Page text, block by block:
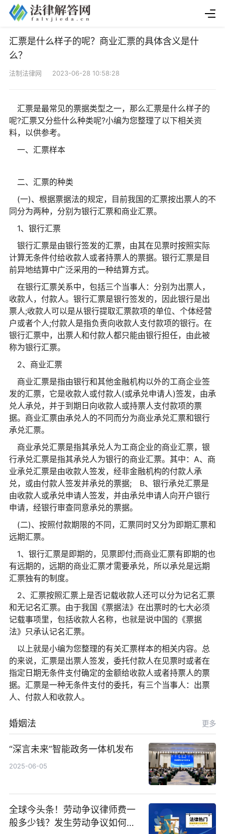
汇票是什么样子的呢？商业汇票的具体含义是什
么？
法制法律网 2023-06-28 10:58:28
汇票是最常见的票据类型之一，那么汇票是什么样子的
呢?汇票又分些什么种类呢?小编为您整理了以下相关资
料，以供参考。
一、汇票样本
二、汇票的种类
(一)、根据票据法的规定，目前我国的汇票按出票人的不
同分为两种，分别为银行汇票和商业汇票。
1、银行汇票
银行汇票是由银行签发的汇票，由其在见票时按照实际
计算无条件付给收款人或者持票人的票据。银行汇票是目
前异地结算中广泛采用的一种结算方式。
在银行汇票关系中，包括三个当事人：分别为出票人，
收款人，付款人。银行汇票是银行签发的，因此银行是出
票人;收款人可以是从银行提取汇票款项的单位、个体经营
户或者个人;付款人是指负责向收款人支付款项的银行。在
银行汇票中，出票人和付款人都只能由银行担任，由此被
称为银行汇票。
2、商业汇票
商业汇票是指由银行和其他金融机构以外的工商企业签
发的汇票，它是收款人或付款人(或承兑申请人)签发，由承
兑人承兑，并于到期日向收款人或持票人支付款项的票
据。商业汇票由承兑人的不同而分为商业承兑汇票和银行
承兑汇票。
商业承兑汇票是指其承兑人为工商企业的商业汇票，银
行承兑汇票是指其承兑人为银行的商业汇票。其中：A、商
业承兑汇票是由收款人签发，经非金融机构的付款人承
兑，或由付款人签发并承兑的票据; B、银行承兑汇票是
由收款人或承兑申请人签发，并由承兑申请人向开户银行
申请，经银行审查同意承兑的票据。
(二)、按照付款期限的不同，汇票同时又分为即期汇票和
远期汇票。
1、银行汇票是即期的，见票即付;而商业汇票有即期的也
有远期的，远期的商业汇票才需要承兑，所以承兑是远期
汇票独有的制度。
2、汇票按照汇票上是否记载收款人还可以分为记名汇票
和无记名汇票。由于我国《票据法》在出票时的七大必须
记载事项里，包括收款人名称，也就是说中国的《票据
法》只承认记名汇票。
以上就是小编为您整理的有关汇票样本的相关内容。总
的来说，汇票是出票人签发，委托付款人在见票时或者在
指定日期无条件支付确定的金额给收款人或者持票人的票
据。汇票是一种无条件支付的委托，有三个当事人：出票
人、付款人和收款人。
婚姻法 更多
“深言未来”智能政务一体机发布
2025-06-05
全球今头条！劳动争议律师费一
般多少钱？发生劳动争议如何算